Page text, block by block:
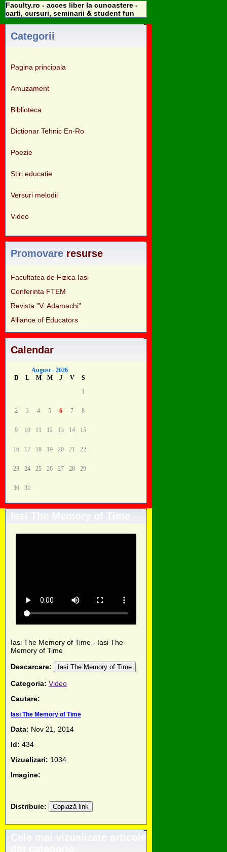
Faculty.ro - acces liber la cunoastere -
carti, cursuri, seminarii & student fun
Categorii
Pagina principala
Amuzament
Biblioteca
Dictionar Tehnic En-Ro
Poezie
Stiri educatie
Versuri melodii
Video
Promovare resurse
Facultatea de Fizica Iasi
Conferinta FTEM
Revista "V. Adamachi"
Alliance of Educators
Calendar
August - 2026
D
L M M J V
S
1
2 3 4 5 6 7 8
9 10 11 12 13 14 15
16 17 18 19 20 21 22
23 24 25 26 27 28 29
30 31
Iasi The Memory of Time
Iasi The Memory of Time - Iasi The
Memory of Time
Descarcare:
Iasi The Memory of Time
Categoria: Video
Cautare:
Iasi The Memory of Time
Data: Nov 21, 2014
Id: 434
Vizualizari: 1034
Imagine:
Distribuie: Copiază link
Cele mai vizualizate articole